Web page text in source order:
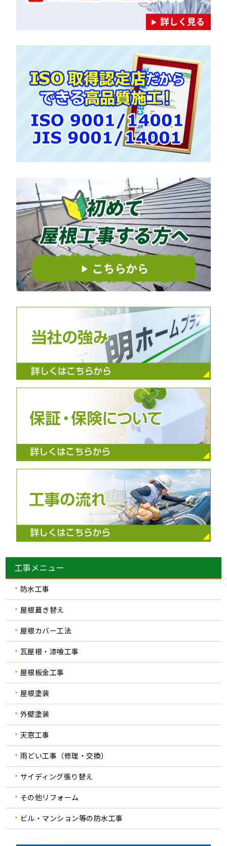
工事メニュー
防水工事
屋根葺き替え
屋根カバー工法
瓦屋根・漆喰工事
屋根板金工事
屋根塗装
外壁塗装
天窓工事
雨どい工事（修理・交換）
サイディング張り替え
その他リフォーム
ビル・マンション等の防水工事